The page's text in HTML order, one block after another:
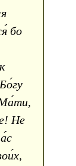
бо
Не